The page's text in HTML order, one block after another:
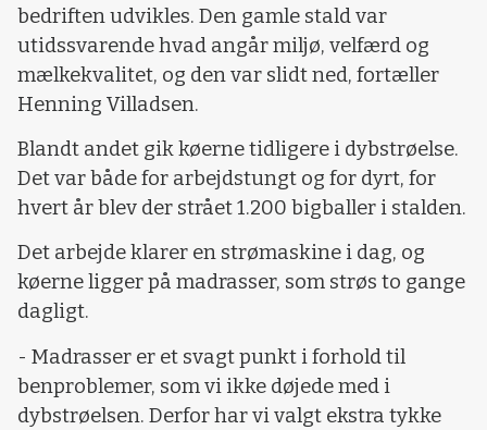
bedriften udvikles. Den gamle stald var
utidssvarende hvad angår miljø, velfærd og
mælkekvalitet, og den var slidt ned, fortæller
Henning Villadsen.
Blandt andet gik køerne tidligere i dybstrøelse.
Det var både for arbejdstungt og for dyrt, for
hvert år blev der strået 1.200 bigballer i stalden.
Det arbejde klarer en strømaskine i dag, og
køerne ligger på madrasser, som strøs to gange
dagligt.
- Madrasser er et svagt punkt i forhold til
benproblemer, som vi ikke døjede med i
dybstrøelsen. Derfor har vi valgt ekstra tykke